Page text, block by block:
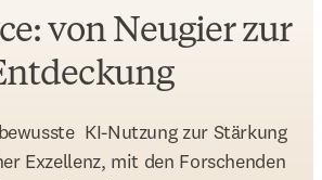
von Neugier zur
KI-Nutzung zur Stärkung
Exzellenz, mit den Forschenden